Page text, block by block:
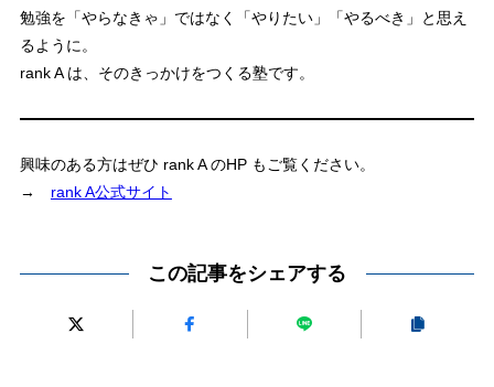
勉強を「やらなきゃ」ではなく「やりたい」「やるべき」と思え
るように。
rank A は、そのきっかけをつくる塾です。
興味のある方はぜひ rank A のHP もご覧ください。
→ rank A公式サイト
この記事をシェアする